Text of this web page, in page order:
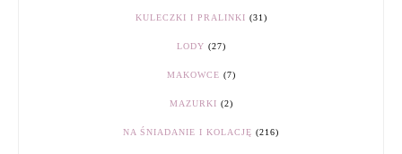
KULECZKI I PRALINKI (31)
LODY (27)
MAKOWCE (7)
MAZURKI (2)
NA ŚNIADANIE I KOLACJĘ (216)